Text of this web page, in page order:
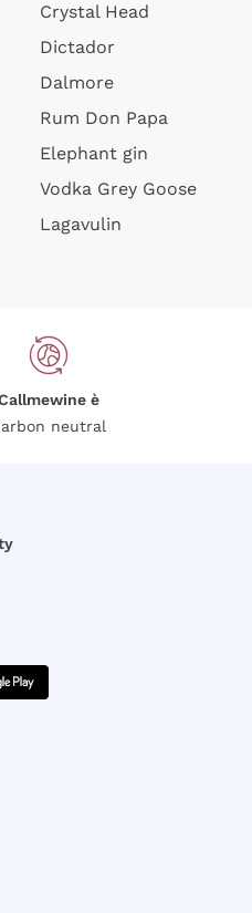
Crystal Head
Dictador
Dalmore
Rum Don Papa
Elephant gin
Vodka Grey Goose
Lagavulin
è
neutral